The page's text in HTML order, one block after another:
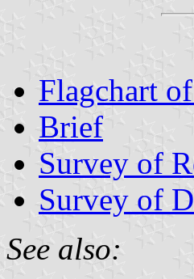
Flagchart
Brief
Survey of
Survey of
See also: